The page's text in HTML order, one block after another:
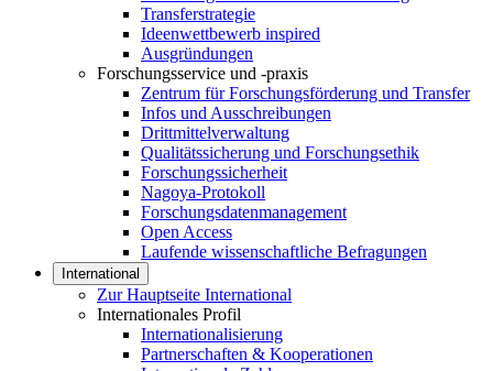
Transferstrategie
Ideenwettbewerb inspired
Ausgründungen
Forschungsservice und -praxis
Zentrum für Forschungsförderung und Transfer
Infos und Ausschreibungen
Drittmittelverwaltung
Qualitätssicherung und Forschungsethik
Forschungssicherheit
Nagoya-Protokoll
Forschungsdatenmanagement
Open Access
Laufende wissenschaftliche Befragungen
International
Zur Hauptseite International
Internationales Profil
Internationalisierung
Partnerschaften & Kooperationen